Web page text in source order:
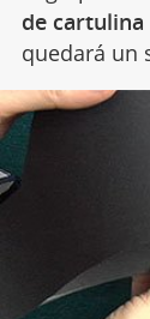
de
quedará un